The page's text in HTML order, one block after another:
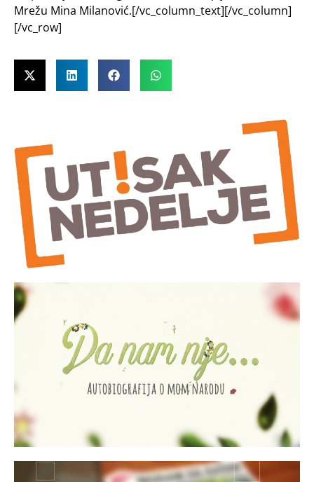
Mrežu Mina Milanović.[/vc_column_text][/vc_column]
[/vc_row]